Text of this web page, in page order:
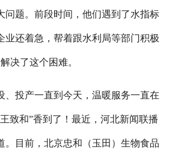
问题。前段时间，他们遇到了水指标
业还着急，帮着跟水利局等部门积极
决了这个困难。
投产一直到今天，温暖服务一直在
致和”香到了！最近，河北新闻联播
。目前，北京忠和（玉田）生物食品